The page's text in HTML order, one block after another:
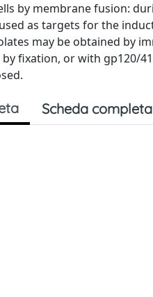
by membrane fusion:
as targets for the
may be obtained by
fixation, or with gp120/
Scheda